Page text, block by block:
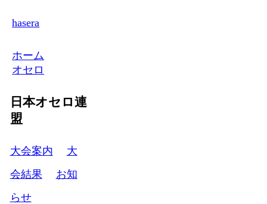
hasera
ホーム
オセロ
日本オセロ連
盟
大会案内
大
会結果
お知
らせ